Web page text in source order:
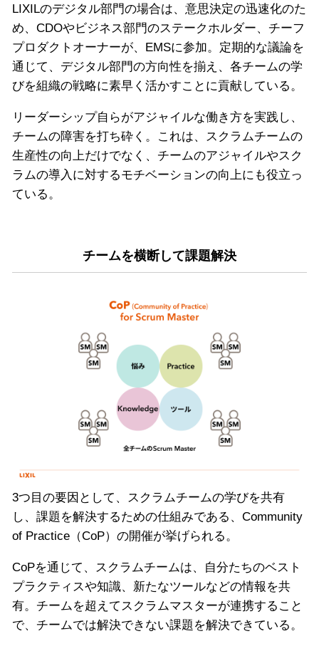
LIXILのデジタル部門の場合は、意思決定の迅速化のた
め、CDOやビジネス部門のステークホルダー、チーフ
プロダクトオーナーが、EMSに参加。定期的な議論を
通じて、デジタル部門の方向性を揃え、各チームの学
びを組織の戦略に素早く活かすことに貢献している。
リーダーシップ自らがアジャイルな働き方を実践し、
チームの障害を打ち砕く。これは、スクラムチームの
生産性の向上だけでなく、チームのアジャイルやスク
ラムの導入に対するモチベーションの向上にも役立っ
ている。
チームを横断して課題解決
3つ目の要因として、スクラムチームの学びを共有
し、課題を解決するための仕組みである、Community
of Practice（CoP）の開催が挙げられる。
CoPを通じて、スクラムチームは、自分たちのベスト
プラクティスや知識、新たなツールなどの情報を共
有。チームを超えてスクラムマスターが連携すること
で、チームでは解決できない課題を解決できている。